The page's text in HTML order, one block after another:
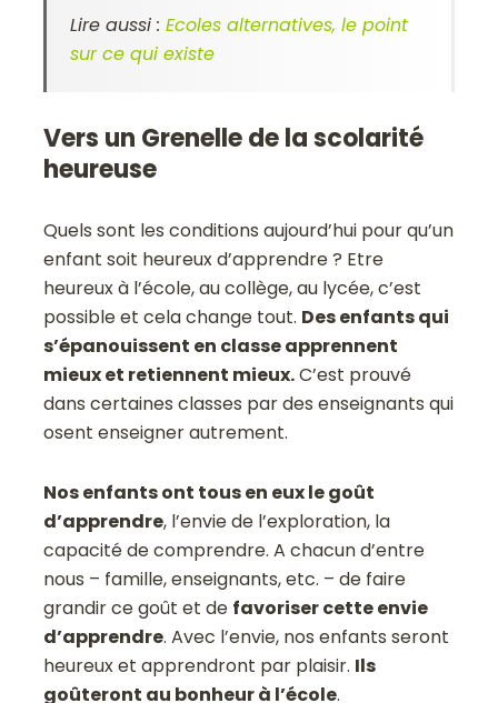
Lire aussi :Ecoles alternatives, le point
sur ce qui existe
Vers un Grenelle de la scolarité
heureuse
Quels sont les conditions aujourd’hui pour qu’un
enfant soit heureux d’apprendre ? Etre
heureux à l’école, au collège, au lycée, c’est
possible et cela change tout. Des enfants qui
s’épanouissent en classe apprennent
mieux et retiennent mieux.C’est prouvé
dans certaines classes par des enseignants qui
osent enseigner autrement.
Nos enfants ont tous en eux le goût
d’apprendre, l’envie de l’exploration, la
capacité de comprendre. A chacun d’entre
nous – famille, enseignants, etc. – de faire
grandir ce goût et de favoriser cette envie
d’apprendre. Avec l’envie, nos enfants seront
heureux et apprendront par plaisir. Ils
goûteront au bonheur à l’école.